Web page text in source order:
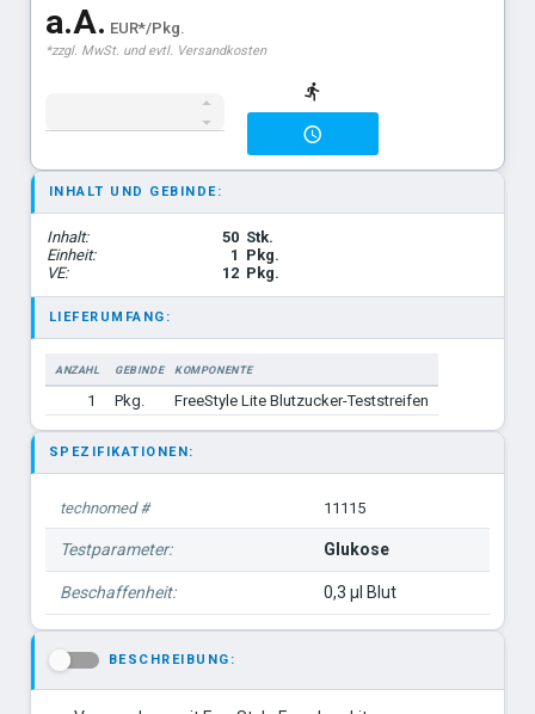
a.A. EUR*/Pkg.
*zzgl. MwSt. und evtl. Versandkosten
INHALT UND GEBINDE:
Inhalt: 50 Stk.
Einheit:
1 Pkg.
VE:
12 Pkg.
LIEFERUMFANG:
ANZAHL GEBINDE
KOMPONENTE
1
Pkg. FreeStyle Lite Blutzucker-Teststreifen
SPEZIFIKATIONEN:
technomed # 11115
Testparameter: Glukose
Beschaffenheit: 0,3 µl Blut
BESCHREIBUNG: